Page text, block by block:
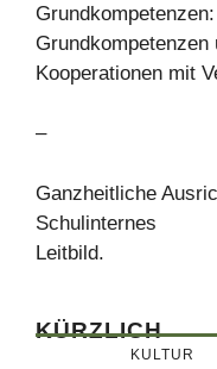
Grundkompetenzen
Kooperationen mit
–
Ganzheitliche
Schulinternes
Leitbild.
KÜRZLICH
KULTUR